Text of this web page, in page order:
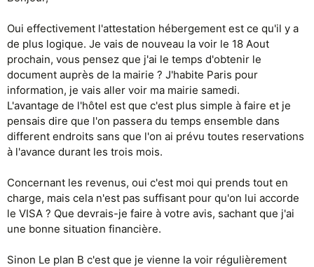
Oui effectivement l'attestation hébergement est ce qu'il y a
de plus logique. Je vais de nouveau la voir le 18 Aout
prochain, vous pensez que j'ai le temps d'obtenir le
document auprès de la mairie ? J'habite Paris pour
information, je vais aller voir ma mairie samedi.
L'avantage de l'hôtel est que c'est plus simple à faire et je
pensais dire que l'on passera du temps ensemble dans
different endroits sans que l'on ai prévu toutes reservations
à l'avance durant les trois mois.
Concernant les revenus, oui c'est moi qui prends tout en
charge, mais cela n'est pas suffisant pour qu'on lui accorde
le VISA ? Que devrais-je faire à votre avis, sachant que j'ai
une bonne situation financière.
Sinon Le plan B c'est que je vienne la voir régulièrement